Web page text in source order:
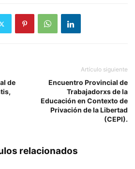
de
Artículo siguiente
Encuentro Provincial de
Trabajadorxs de la
Educación en Contexto de
Privación de la Libertad
(CEPI).
relacionados